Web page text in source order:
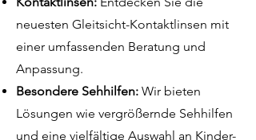
neuesten Gleitsicht-Kontaktlinsen mit
einer umfassenden Beratung und
Anpassung.
Besondere Sehhilfen: Wir bieten
Lösungen wie vergrößernde Sehhilfen
und eine vielfältige Auswahl an Kinder-